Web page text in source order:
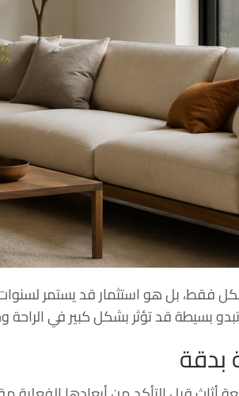
فقط، بل هو استثمار قد يستمر
بسيطة قد تؤثر بشكل كبير في
بدقة